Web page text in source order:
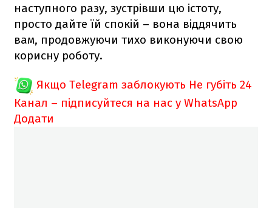
наступного разу, зустрівши цю істоту,
просто дайте їй спокій – вона віддячить
вам, продовжуючи тихо виконуючи свою
корисну роботу.
Якщо Telegram заблокують Не губіть 24
Канал – підписуйтеся на нас у WhatsApp
Додати